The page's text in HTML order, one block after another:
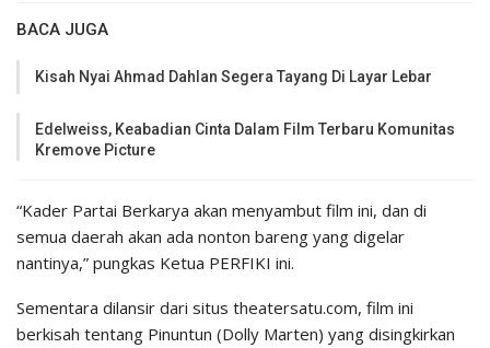
BACA JUGA
Kisah Nyai Ahmad Dahlan Segera Tayang Di Layar Lebar
Edelweiss, Keabadian Cinta Dalam Film Terbaru Komunitas
Kremove Picture
“Kader Partai Berkarya akan menyambut film ini, dan di
semua daerah akan ada nonton bareng yang digelar
nantinya,” pungkas Ketua PERFIKI ini.
Sementara dilansir dari situs theatersatu.com, film ini
berkisah tentang Pinuntun (Dolly Marten) yang disingkirkan